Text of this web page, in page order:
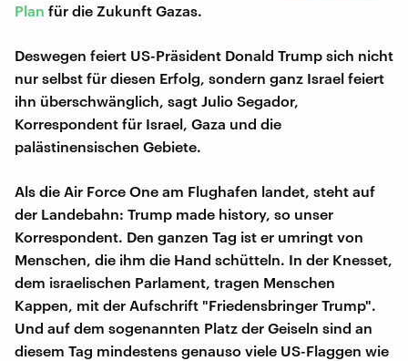
Plan für die Zukunft Gazas.
Deswegen feiert US-Präsident Donald Trump sich nicht
nur selbst für diesen Erfolg, sondern ganz Israel feiert
ihn überschwänglich, sagt Julio Segador,
Korrespondent für Israel, Gaza und die
palästinensischen Gebiete.
Als die Air Force One am Flughafen landet, steht auf
der Landebahn: Trump made history, so unser
Korrespondent. Den ganzen Tag ist er umringt von
Menschen, die ihm die Hand schütteln. In der Knesset,
dem israelischen Parlament, tragen Menschen
Kappen, mit der Aufschrift "Friedensbringer Trump".
Und auf dem sogenannten Platz der Geiseln sind an
diesem Tag mindestens genauso viele US-Flaggen wie